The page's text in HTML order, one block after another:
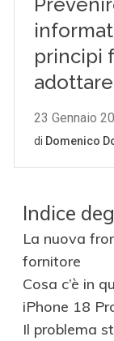
Indice
La nuova
fornitore
Cosa c’è in
iPhone 18
Il problema